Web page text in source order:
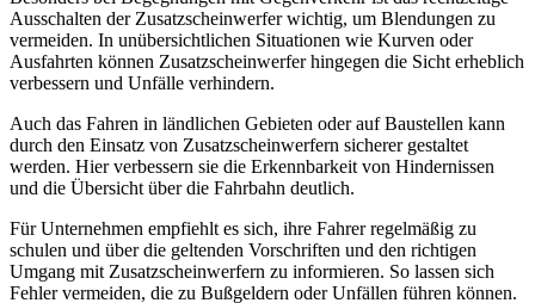
Ausschalten der Zusatzscheinwerfer wichtig, um Blendungen zu
vermeiden. In unübersichtlichen Situationen wie Kurven oder
Ausfahrten können Zusatzscheinwerfer hingegen die Sicht erheblich
verbessern und Unfälle verhindern.
Auch das Fahren in ländlichen Gebieten oder auf Baustellen kann
durch den Einsatz von Zusatzscheinwerfern sicherer gestaltet
werden. Hier verbessern sie die Erkennbarkeit von Hindernissen
und die Übersicht über die Fahrbahn deutlich.
Für Unternehmen empfiehlt es sich, ihre Fahrer regelmäßig zu
schulen und über die geltenden Vorschriften und den richtigen
Umgang mit Zusatzscheinwerfern zu informieren. So lassen sich
Fehler vermeiden, die zu Bußgeldern oder Unfällen führen können.